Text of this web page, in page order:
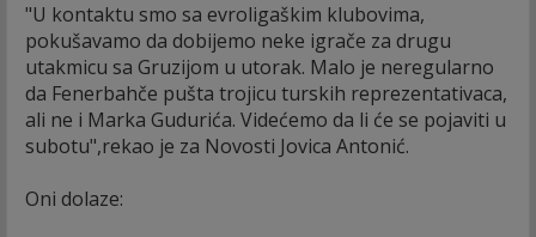
"U kontaktu smo sa evroligaškim klubovima,
pokušavamo da dobijemo neke igrače za drugu
utakmicu sa Gruzijom u utorak. Malo je neregularno
da Fenerbahče pušta trojicu turskih reprezentativaca,
ali ne i Marka Gudurića. Videćemo da li će se pojaviti u
subotu",rekao je za Novosti Jovica Antonić.
Oni dolaze: